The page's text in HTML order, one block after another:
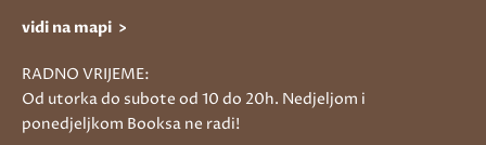
vidi na mapi >
RADNO VRIJEME:
Od utorka do subote od 10 do 20h. Nedjeljom i
ponedjeljkom Booksa ne radi!